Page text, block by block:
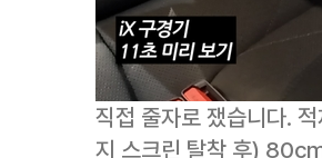
직접 줄자로 쟀습니다.
지 스크린 탈착 후)